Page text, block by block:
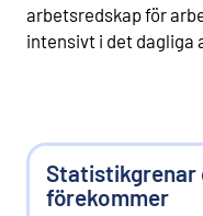
arbetsredskap för
intensivt i det dagliga
Statistikgrenar
förekommer